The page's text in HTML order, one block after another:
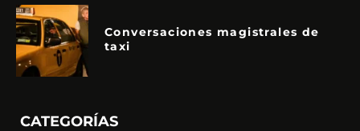
Conversaciones magistrales de
taxi
CATEGORÍAS